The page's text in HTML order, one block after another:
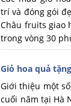
trí và đóng gói
Châu fruits giao
trong vòng 30
Giỏ hoa quả
Giới thiệu một
cuối năm tại Hà